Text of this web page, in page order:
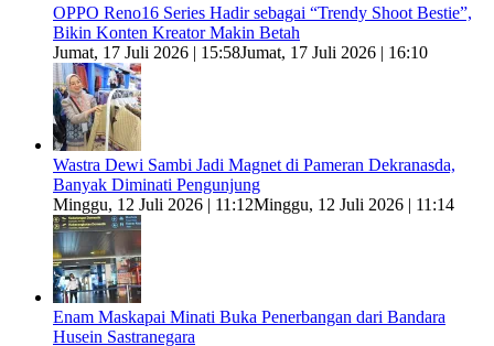
OPPO Reno16 Series Hadir sebagai “Trendy Shoot Bestie”,
Bikin Konten Kreator Makin Betah
Jumat, 17 Juli 2026 | 15:58Jumat, 17 Juli 2026 | 16:10
Wastra Dewi Sambi Jadi Magnet di Pameran Dekranasda,
Banyak Diminati Pengunjung
Minggu, 12 Juli 2026 | 11:12Minggu, 12 Juli 2026 | 11:14
Enam Maskapai Minati Buka Penerbangan dari Bandara
Husein Sastranegara